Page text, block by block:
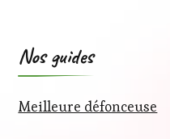
Nos guides
Meilleure défonceuse